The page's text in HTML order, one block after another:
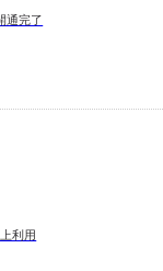
通完了
利用